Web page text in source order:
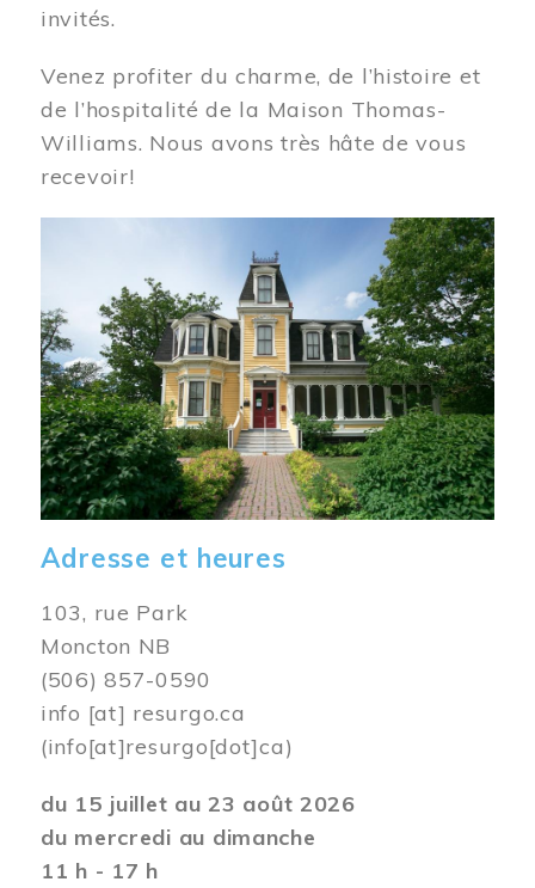
invités.
Venez profiter du charme, de l’histoire et
de l’hospitalité de la Maison Thomas-
Williams. Nous avons très hâte de vous
recevoir!
Adresse et heures
103, rue Park
Moncton NB
(506) 857-0590
info [at] resurgo.ca
(info[at]resurgo[dot]ca)
du 15 juillet au 23 août 2026
du mercredi au dimanche
11 h - 17 h